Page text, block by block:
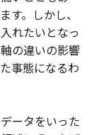
す。しかし、
れたいとなっ
の違いの影響
事態になるわ
ータをいった